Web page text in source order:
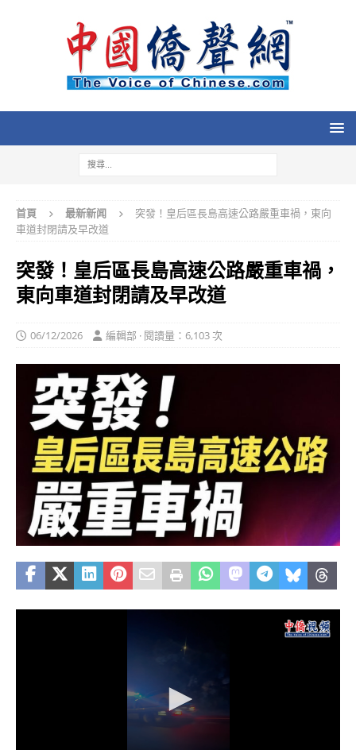
首頁 最新新闻
突發！皇后區長島高速公路嚴重車禍，東向
車道封閉請及早改道
突發！皇后區長島高速公路嚴重車禍，
東向車道封閉請及早改道
06/12/2026 編輯部 · 閱讀量：6,103 次